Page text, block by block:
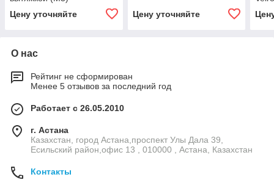
Цену уточняйте
Цену уточняйте
О нас
Рейтинг не сформирован
Менее 5 отзывов за последний год
Работает с 26.05.2010
г. Астана
Казахстан, город Астана,проспект Улы Дала 39,
Есильский район,офис 13 , 010000 , Астана, Казахстан
Контакты